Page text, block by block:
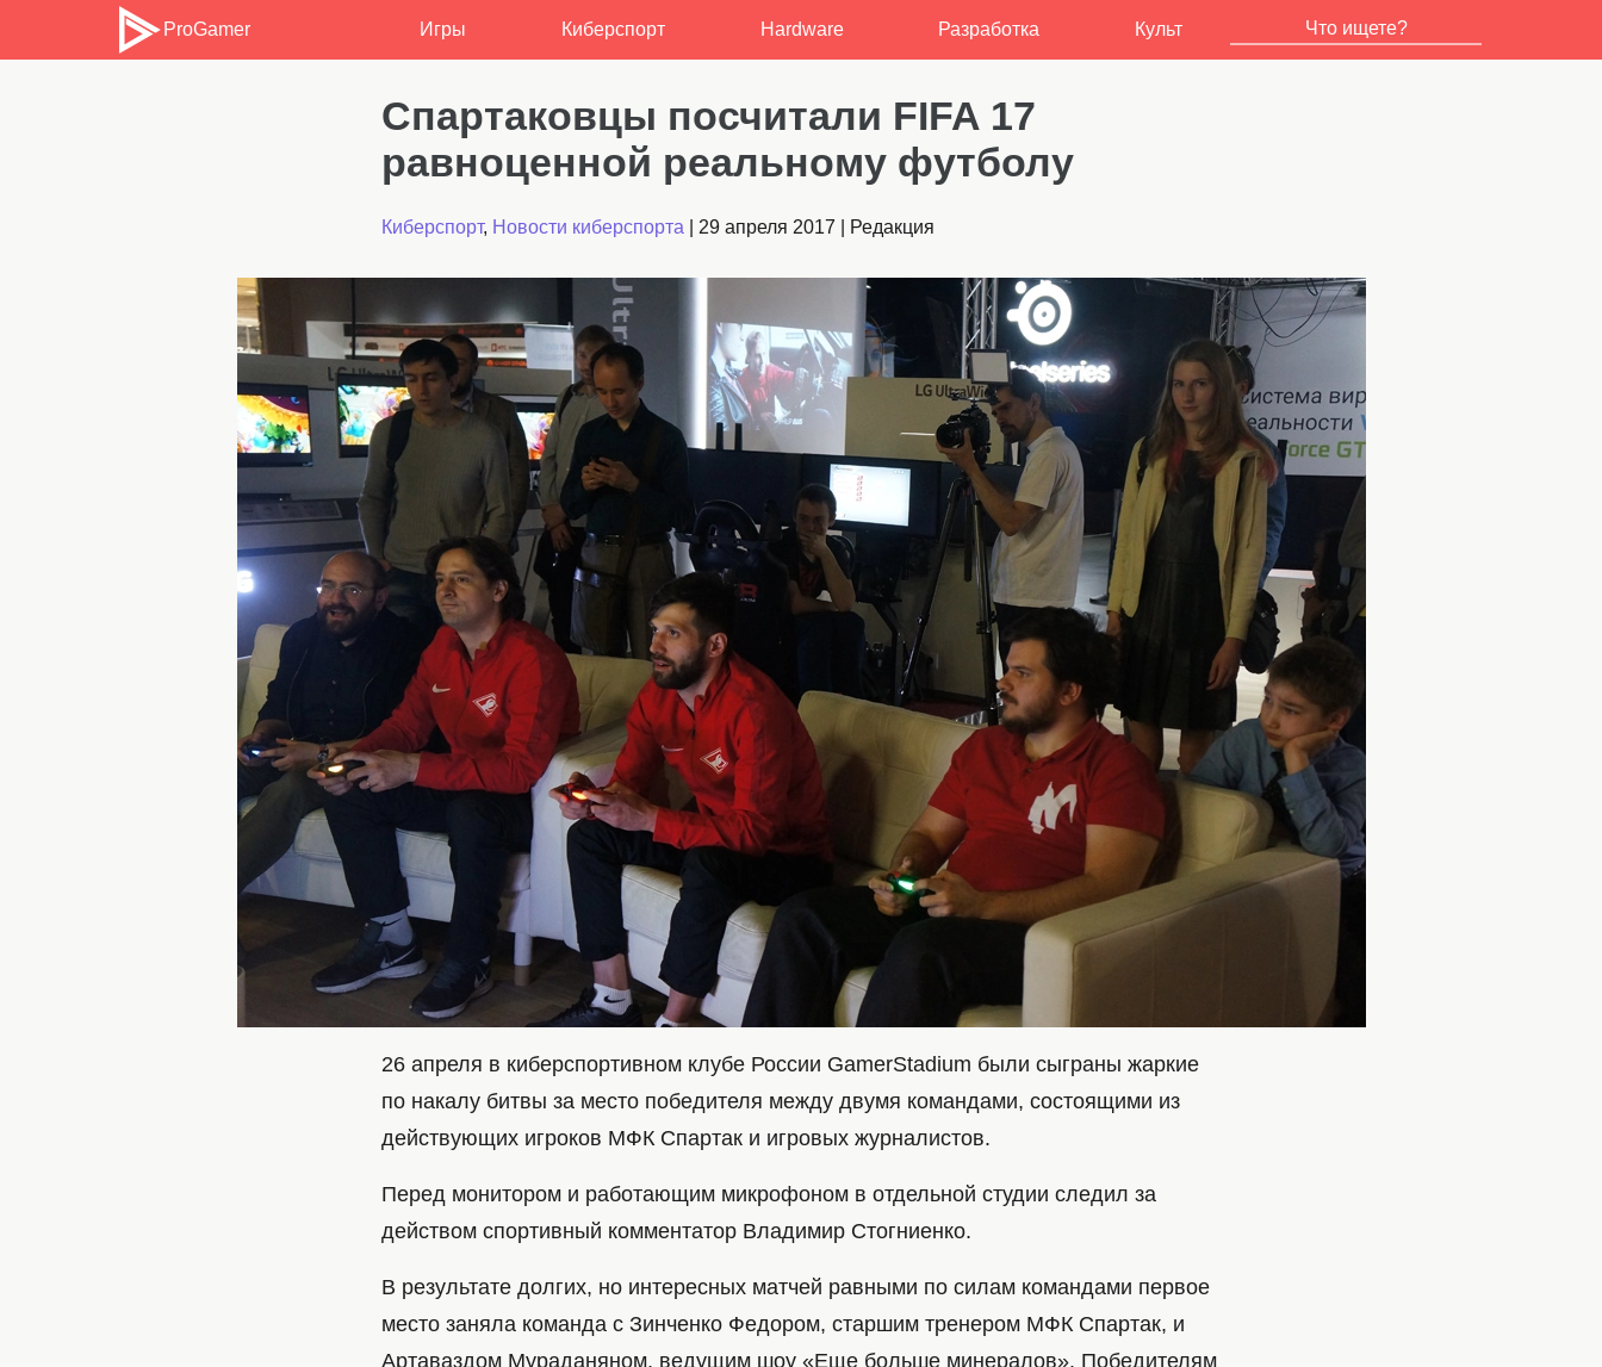
ProGamer Игры Киберспорт Hardware Разработка Культ
Спартаковцы посчитали FIFA 17
равноценной реальному футболу
Киберспорт, Новости киберспорта 29 апреля 2017 Редакция
26 апреля в киберспортивном клубе России GamerStadium были сыграны жаркие
по накалу битвы за место победителя между двумя командами, состоящими из
действующих игроков МФК Спартак и игровых журналистов.
Перед монитором и работающим микрофоном в отдельной студии следил за
действом спортивный комментатор Владимир Стогниенко.
В результате долгих, но интересных матчей равными по силам командами первое
место заняла команда с Зинченко Федором, старшим тренером МФК Спартак, и
Артаваздом Мураданяном, ведущим шоу «Еще больше минералов». Победителям